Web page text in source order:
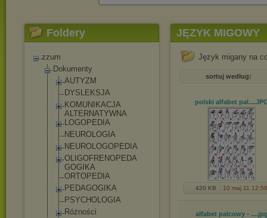
Foldery
zzum
Dokumenty
AUTYZM
DYSLEKSJA
KOMUNIKACJA
ALTERNATYWNA
LOGOPEDIA
NEUROLOGIA
NEUROLOGOPEDIA
OLIGOFRENOPEDA
GOGIKA
ORTOPEDIA
PEDAGOGIKA
PSYCHOLOGIA
Różności
JĘZYK MIGOWY
Język migany na
sortuj według:
polski alfabet pal...
420 KB 10 maj 11 12:50
alfabet palcowy - ...